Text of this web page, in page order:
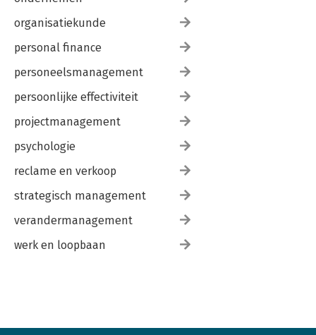
organisatiekunde
personal finance
personeelsmanagement
persoonlijke effectiviteit
projectmanagement
psychologie
reclame en verkoop
strategisch management
verandermanagement
werk en loopbaan